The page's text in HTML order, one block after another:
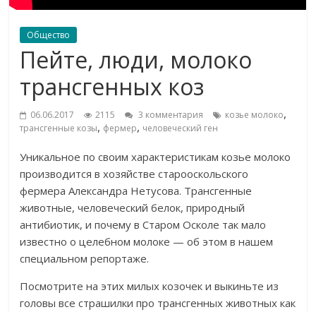
Общество
Пейте, люди, молоко
трансгенных коз
06.06.2017 2115 3 комментария козье молоко,
трансгенные козы, фермер, человеческий ген
Уникальное по своим характеристикам козье молоко
производится в хозяйстве старооскольского
фермера Александра Нетусова. Трансгенные
животные, человеческий белок, природный
антибиотик, и почему в Старом Осколе так мало
известно о целебном молоке — об этом в нашем
специальном репортаже.
Посмотрите на этих милых козочек и выкиньте из
головы все страшилки про трансгенных животных как